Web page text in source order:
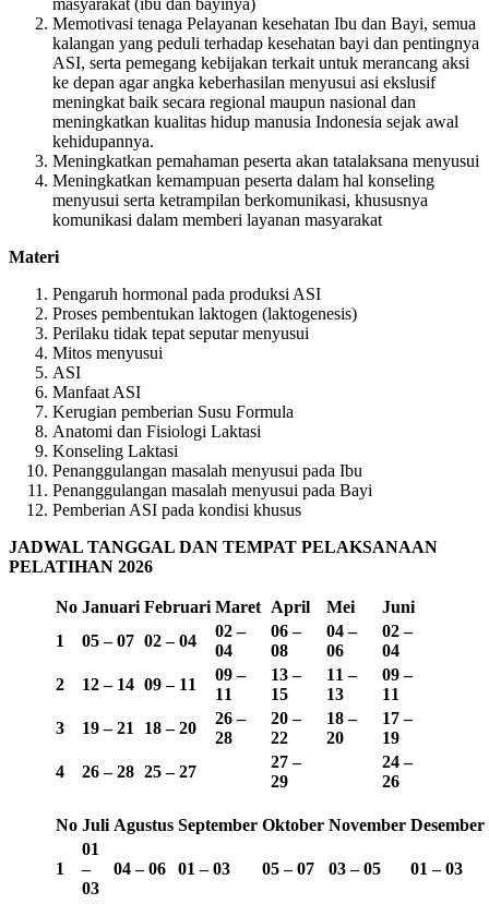
Memotivasi tenaga Pelayanan kesehatan Ibu dan Bayi, semua
kalangan yang peduli terhadap kesehatan bayi dan pentingnya
ASI, serta pemegang kebijakan terkait untuk merancang aksi
ke depan agar angka keberhasilan menyusui asi ekslusif
meningkat baik secara regional maupun nasional dan
meningkatkan kualitas hidup manusia Indonesia sejak awal
kehidupannya.
Meningkatkan pemahaman peserta akan tatalaksana menyusui
Meningkatkan kemampuan peserta dalam hal konseling
menyusui serta ketrampilan berkomunikasi, khususnya
komunikasi dalam memberi layanan masyarakat
Materi
Pengaruh hormonal pada produksi ASI
Proses pembentukan laktogen (laktogenesis)
Perilaku tidak tepat seputar menyusui
Mitos menyusui
ASI
Manfaat ASI
Kerugian pemberian Susu Formula
Anatomi dan Fisiologi Laktasi
Konseling Laktasi
Penanggulangan masalah menyusui pada Ibu
Penanggulangan masalah menyusui pada Bayi
Pemberian ASI pada kondisi khusus
JADWAL TANGGAL DAN TEMPAT PELAKSANAAN
PELATIHAN 2026
No Januari Februari Maret April Mei
Juni
1
05 – 07 02 – 04
02 –
04
06 –
08
04 –
06
02 –
04
2
12 – 14 09 – 11
09 –
11
13 –
15
11 –
13
09 –
11
3
19 – 21 18 – 20
26 –
28
20 –
22
18 –
20
17 –
19
4
26 – 28 25 – 27
27 –
29
24 –
26
No Juli Agustus September Oktober November Desember
1
01
–
03
04 – 06 01 – 03 05 – 07 03 – 05 01 – 03